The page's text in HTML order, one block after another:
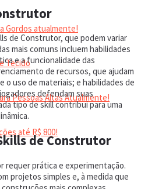
Gordos atualmente!
Tecido
Pessoas Altas Atualmente!
até R$ 800!
de Construtor, que podem variar
mais comuns incluem habilidades
e a funcionalidade das
de recursos, que ajudam
o uso de materiais; e habilidades de
defendam suas
tipo de skill contribui para uma
de Construtor
requer prática e experimentação.
projetos simples e, à medida que